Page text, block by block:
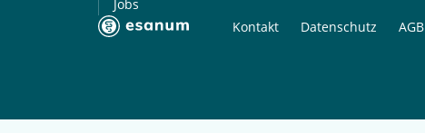
Jobs
Kontakt Datenschutz AGB